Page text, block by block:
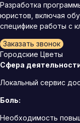
Разработка
юристов, включая
специфике работы с
Заказать звонок
Городские Цветы
Сфера
Локальный сервис
Боль:
Необходимость